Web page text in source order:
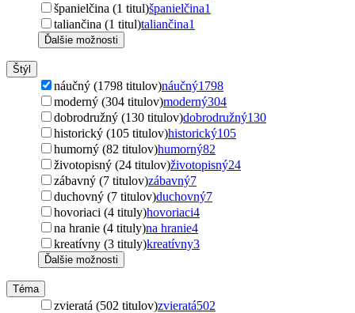
španielčina (1 titul)španielčina1
taliančina (1 titul)taliančina1
Ďalšie možnosti
Štýl
náučný (1798 titulov)náučný1798
moderný (304 titulov)moderný304
dobrodružný (130 titulov)dobrodružný130
historický (105 titulov)historický105
humorný (82 titulov)humorný82
životopisný (24 titulov)životopisný24
zábavný (7 titulov)zábavný7
duchovný (7 titulov)duchovný7
hovoriaci (4 tituly)hovoriaci4
na hranie (4 tituly)na hranie4
kreatívny (3 tituly)kreatívny3
Ďalšie možnosti
Téma
zvieratá (502 titulov)zvieratá502